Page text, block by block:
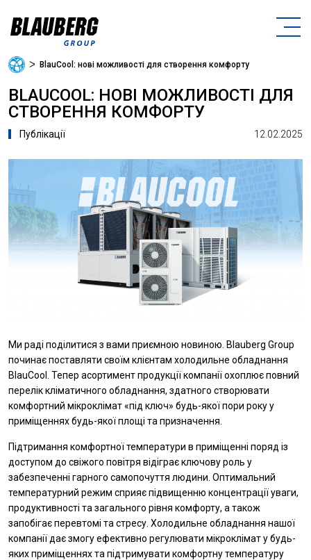
ᐳ BlauCool: нові можливості для створення комфорту
BLAUCOOL: НОВІ МОЖЛИВОСТІ ДЛЯ
СТВОРЕННЯ КОМФОРТУ
Публікації 12.02.2025
Ми раді поділитися з вами приємною новиною. Blauberg Group
починає поставляти своїм клієнтам холодильне обладнання
BlauCool. Тепер асортимент продукції компанії охоплює повний
перелік кліматичного обладнання, здатного створювати
комфортний мікроклімат «під ключ» будь-якої пори року у
приміщеннях будь-якої площі та призначення.
Підтримання комфортної температури в приміщенні поряд із
доступом до свіжого повітря відіграє ключову роль у
забезпеченні гарного самопочуття людини. Оптимальний
температурний режим сприяє підвищенню концентрації уваги,
продуктивності та загального рівня комфорту, а також
запобігає перевтомі та стресу. Холодильне обладнання нашої
компанії дає змогу ефективно регулювати мікроклімат у будь-
яких приміщеннях та підтримувати комфортну температуру